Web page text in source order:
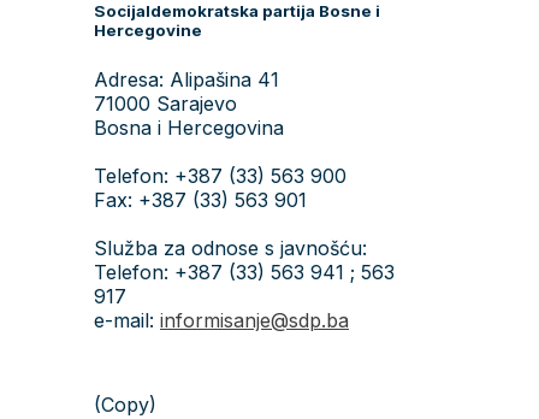
Socijaldemokratska partija Bosne i
Hercegovine
Adresa: Alipašina 41
71000 Sarajevo
Bosna i Hercegovina
Telefon: +387 (33) 563 900
Fax: +387 (33) 563 901
Služba za odnose s javnošću:
Telefon: +387 (33) 563 941 ; 563
917
e-mail: informisanje@sdp.ba
(Copy)